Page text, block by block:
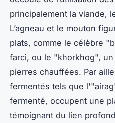
principalement la viande,
L’agneau et le mouton
plats, comme le célèbre
farci, ou le "khorkhog",
pierres chauffées. Par
fermentés tels que
fermenté, occupent une
témoignant du lien